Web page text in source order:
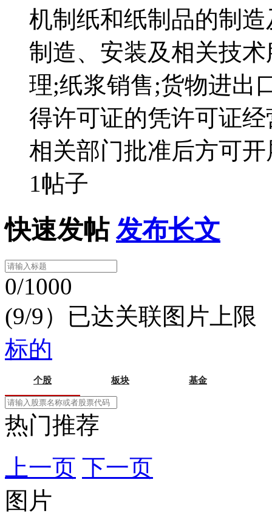
机制纸和纸制品的制
制造、安装及相关技
理;纸浆销售;货物进出
得许可证的凭许可证
相关部门批准后方可
1帖子
快速发帖 发布长文
0/1000
(9/9）已达关联图片上限
标的
个股 板块 基金
热门推荐
上一页 下一页
图片